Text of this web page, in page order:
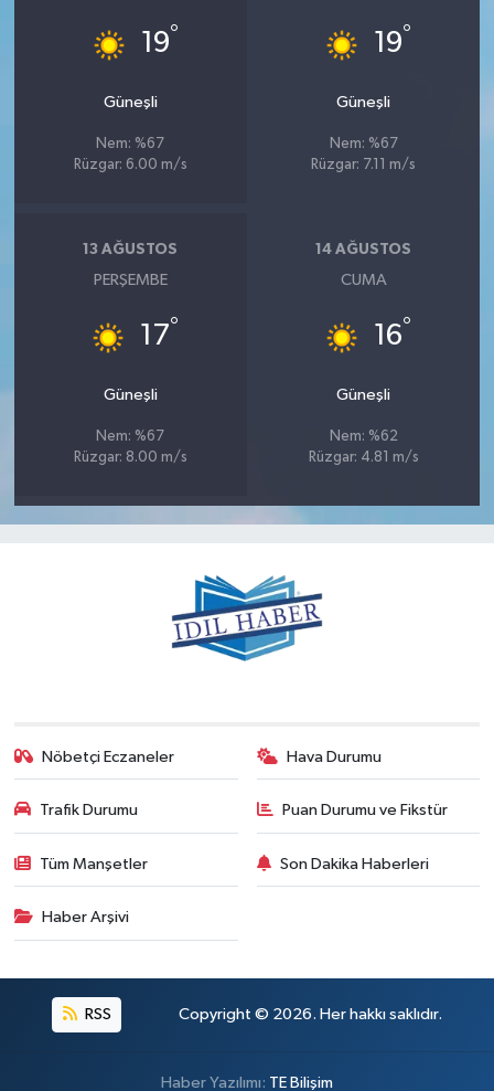
19°
Güneşli
Nem: %67
Rüzgar: 6.00 m/s
19°
Güneşli
Nem: %67
Rüzgar: 7.11 m/s
13 AĞUSTOS
PERŞEMBE
17°
Güneşli
Nem: %67
Rüzgar: 8.00 m/s
14 AĞUSTOS
CUMA
16°
Güneşli
Nem: %62
Rüzgar: 4.81 m/s
Nöbetçi Eczaneler Hava Durumu
Trafik Durumu Puan Durumu ve Fikstür
Tüm Manşetler Son Dakika Haberleri
Haber Arşivi
RSS Copyright © 2026. Her hakkı saklıdır.
Haber Yazılımı: TE Bilişim